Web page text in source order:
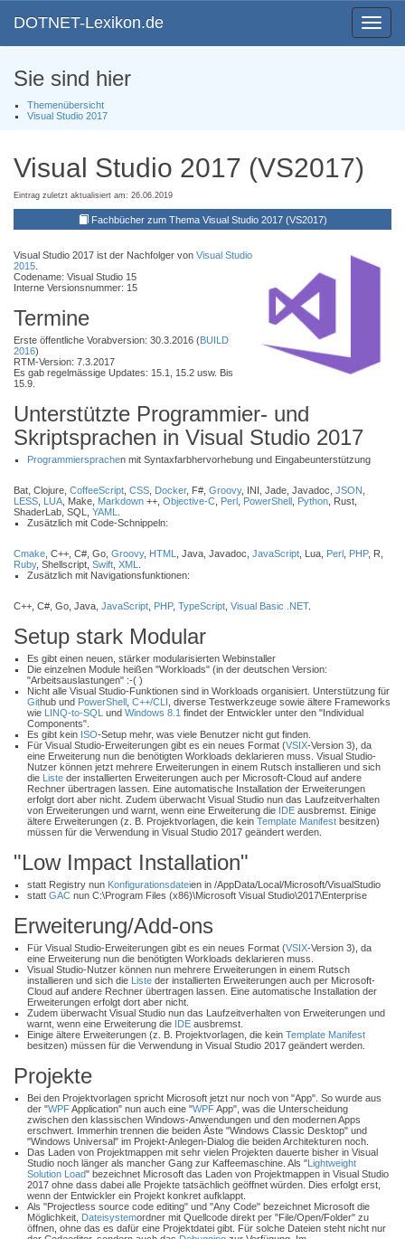
Toggle
DOTNET-Lexikon.de
Sie sind hier
Themenübersicht
Visual Studio 2017
Visual Studio 2017 (VS2017)
Eintrag zuletzt aktualisiert am: 26.06.2019
Fachbücher zum Thema Visual Studio 2017 (VS2017)
Visual Studio 2017 ist der Nachfolger von Visual Studio
2015
Codename: Visual Studio 15
Interne Versionsnummer: 15
Termine
Erste öffentliche Vorabversion: 30.3.2016 (BUILD
2016)
RTM-Version: 7.3.2017
Es gab regelmässige Updates: 15.1, 15.2 usw. Bis
15.9.
Unterstützte Programmier- und
Skriptsprachen in Visual Studio 2017
Programmiersprachen mit Syntaxfarbhervorhebung und Eingabeunterstützung
Bat, Clojure, CoffeeScript CSS Docker, F#, Groovy, INI, Jade, Javadoc, JSON
LESS LUA , Make, Markdown ++, Objective-C Perl PowerShell Python , Rust,
ShaderLab, SQL, YAML
Zusätzlich mit Code-Schnippeln:
Cmake , C++, C#, Go, Groovy, HTML , Java, Javadoc, JavaScript , Lua, Perl PHP, R,
Ruby, Shellscript, Swift XML
Zusätzlich mit Navigationsfunktionen:
C++, C#, Go, Java, JavaScript PHP, TypeScript Visual Basic .NET.
Setup stark Modular
Es gibt einen neuen, stärker modularisierten Webinstaller
Die einzelnen Module heißen "Workloads" (in der deutschen Version:
"Arbeitsauslastungen" :-( )
Nicht alle Visual Studio-Funktionen sind in Workloads organisiert. Unterstützung für
Github und PowerShell C++/CLI , diverse Testwerkzeuge sowie ältere Frameworks
wie LINQ-to-SQL und Windows 8.1 findet der Entwickler unter den "Individual
Components".
Es gibt kein ISO-Setup mehr, was viele Benutzer nicht gut finden.
Für Visual Studio-Erweiterungen gibt es ein neues Format (VSIX-Version 3), da
eine Erweiterung nun die benötigten Workloads deklarieren muss. Visual Studio-
Nutzer können jetzt mehrere Erweiterungen in einem Rutsch installieren und sich
die Liste der installierten Erweiterungen auch per Microsoft-Cloud auf andere
Rechner übertragen lassen. Eine automatische Installation der Erweiterungen
erfolgt dort aber nicht. Zudem überwacht Visual Studio nun das Laufzeitverhalten
von Erweiterungen und warnt, wenn eine Erweiterung die IDE ausbremst. Einige
ältere Erweiterungen (z. B. Projektvorlagen, die kein Template Manifest besitzen)
müssen für die Verwendung in Visual Studio 2017 geändert werden.
"Low Impact Installation"
statt Registry nun Konfigurationsdateien in /AppData/Local/Microsoft/VisualStudio
statt GAC nun C:\Program Files (x86)\Microsoft Visual Studio\2017\Enterprise
Erweiterung/Add-ons
Für Visual Studio-Erweiterungen gibt es ein neues Format (VSIX-Version 3), da
eine Erweiterung nun die benötigten Workloads deklarieren muss.
Visual Studio-Nutzer können nun mehrere Erweiterungen in einem Rutsch
installieren und sich die Liste der installierten Erweiterungen auch per Microsoft-
Cloud auf andere Rechner übertragen lassen. Eine automatische Installation der
Erweiterungen erfolgt dort aber nicht.
Zudem überwacht Visual Studio nun das Laufzeitverhalten von Erweiterungen und
warnt, wenn eine Erweiterung die IDE ausbremst.
Einige ältere Erweiterungen (z. B. Projektvorlagen, die kein Template Manifest
besitzen) müssen für die Verwendung in Visual Studio 2017 geändert werden.
Projekte
Bei den Projektvorlagen spricht Microsoft jetzt nur noch von "App". So wurde aus
der "WPFApplication" nun auch eine "WPFApp", was die Unterscheidung
zwischen den klassischen Windows-Anwendungen und den modernen Apps
erschwert. Immerhin trennen die beiden Äste "Windows Classic Desktop" und
"Windows Universal" im Projekt-Anlegen-Dialog die beiden Architekturen noch.
Das Laden von Projektmappen mit sehr vielen Projekten dauerte bisher in Visual
Studio noch länger als mancher Gang zur Kaffeemaschine. Als "Lightweight
Solution Load" bezeichnet Microsoft das Laden von Projektmappen in Visual Studio
2017 ohne dass dabei alle Projekte tatsächlich geöffnet würden. Dies erfolgt erst,
wenn der Entwickler ein Projekt konkret aufklappt.
Als "Projectless source code editing" und "Any Code" bezeichnet Microsoft die
Möglichkeit, Dateisystemordner mit Quellcode direkt per "File/Open/Folder" zu
öffnen, ohne das es dafür eine Projektdatei gibt. Für solche Dateien steht nicht nur